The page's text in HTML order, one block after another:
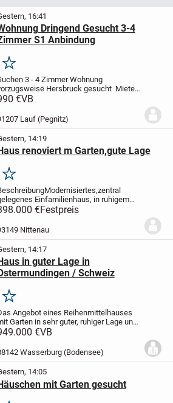
16:41
Dringend Gesucht 3-4
S1 Anbindung
Merken
3 - 4 Zimmer Wohnung
Hersbruck gesucht Miete
1100€ inkl Nebenkosten und Heizung
€VB
Lauf (Pegnitz)
14:19
renoviert m Garten,gute Lage
Merken
Modernisiertes,zentral
Einfamilienhaus, in ruhigem
mit Garten ab sofort frei zu
Das 140 qm große Haus , über
Etagen mit 6 Zimmern ist ideal
€Festpreis
Nittenau
14:17
in guter Lage in
/ Schweiz
Merken
Angebot eines Reihenmittelhauses
Garten in sehr guter, ruhiger Lage und
Sicht in Ostermundingen
die Größe das Haus für
€VB
Wasserburg (Bodensee)
14:05
mit Garten gesucht